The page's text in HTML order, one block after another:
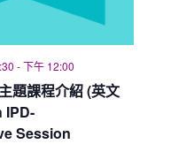
題課程介紹 (英文
IPD-
Session
-下午 12:00